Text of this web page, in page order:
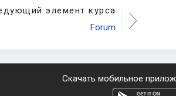
элемент курса
Forum
Скачать мобильное